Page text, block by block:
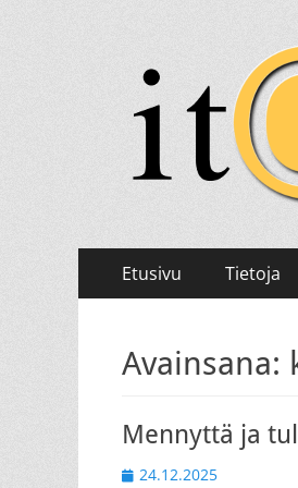
itQ
Itkua ja
Primary
Menu
Etusivu Tietoja
Avainsana:
Mennyttä ja
Posted
24.12.2025